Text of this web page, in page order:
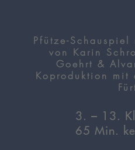
Pfütze-
von Karin
Goehrt &
Koproduktion mit
3. – 13.
65 Min.